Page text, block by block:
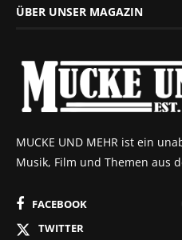
ÜBER UNSER MAGAZIN
MUCKE UND MEHR ist ein
Musik, Film und Themen aus
FACEBOOK
TWITTER